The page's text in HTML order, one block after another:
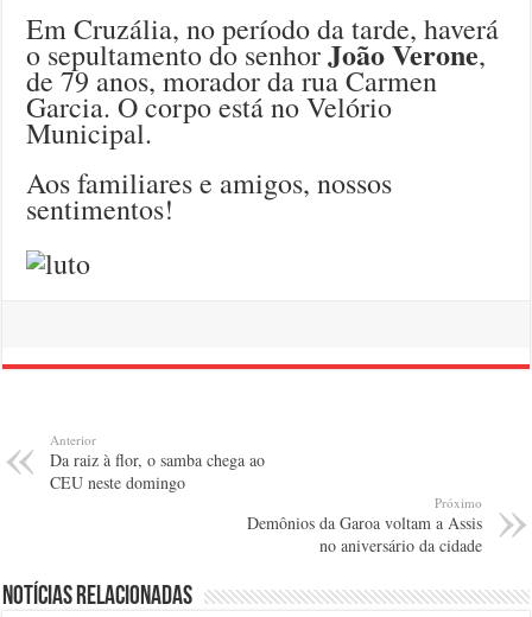
Em Cruzália, no período da tarde, haverá
o sepultamento do senhorJoão Verone,
de 79 anos, morador da rua Carmen
Garcia. O corpo está no Velório
Municipal.
Aos familiares e amigos, nossos
sentimentos!
Anterior
Da raiz à flor, o samba chega ao
CEU neste domingo
Próximo
Demônios da Garoa voltam a Assis
no aniversário da cidade
Notícias relacionadas